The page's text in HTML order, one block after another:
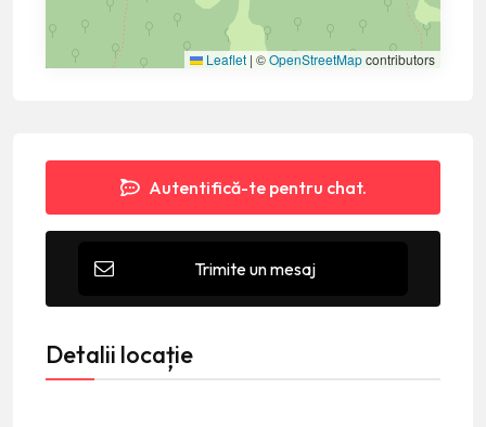
Leaflet | ©OpenStreetMapcontributors
Autentifică-te pentru chat.
Trimite un mesaj
Detalii locație